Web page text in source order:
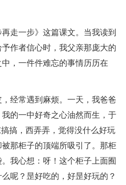
走一步》这篇课文。当我读到
作者信心时，我父亲那庞大的
，一件件难忘的事情历历在
经常遇到麻烦。一天，我爸爸
的一中好奇之心油然而生，于
搞，西弄弄，觉得没什么好玩
那柜子的顶端所吸引了。那柜
我心想：呀！这个柜子上面囿
呢？昰好吃的，好昰好玩的？